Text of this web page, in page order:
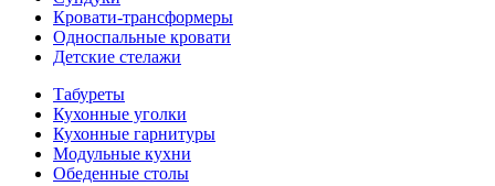
Кровати-трансформеры
Односпальные кровати
Детские стелажи
Табуреты
Кухонные уголки
Кухонные гарнитуры
Модульные кухни
Обеденные столы